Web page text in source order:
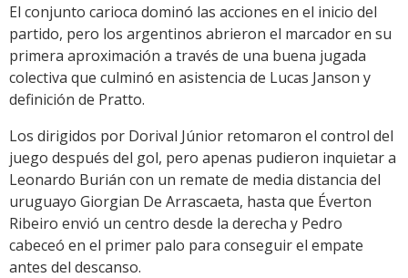
El conjunto carioca dominó las acciones en el inicio del
partido, pero los argentinos abrieron el marcador en su
primera aproximación a través de una buena jugada
colectiva que culminó en asistencia de Lucas Janson y
definición de Pratto.
Los dirigidos por Dorival Júnior retomaron el control del
juego después del gol, pero apenas pudieron inquietar a
Leonardo Burián con un remate de media distancia del
uruguayo Giorgian De Arrascaeta, hasta que Éverton
Ribeiro envió un centro desde la derecha y Pedro
cabeceó en el primer palo para conseguir el empate
antes del descanso.